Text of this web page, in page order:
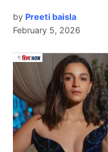
Bhuvneshwar Kumar
by Preeti baisla
February 5, 2026